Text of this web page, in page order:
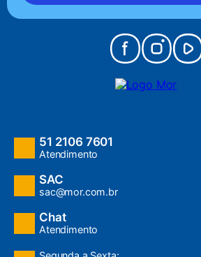
51 2106 7601
Atendimento
SAC
sac@mor.com.br
Chat
Atendimento